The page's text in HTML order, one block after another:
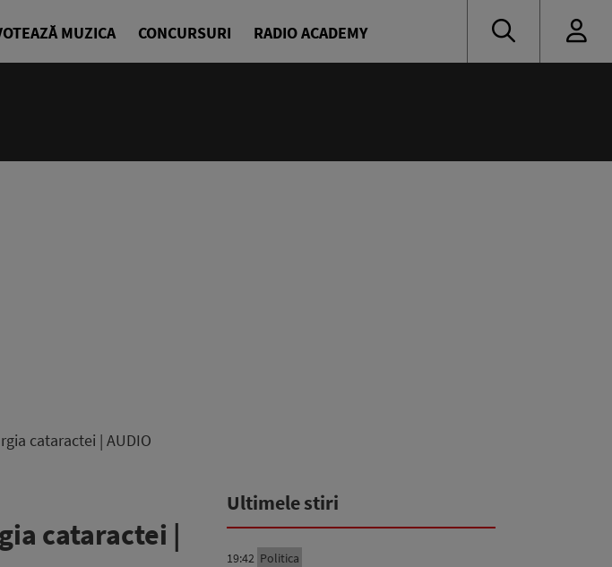
MUZICA CONCURSURI RADIO ACADEMY
cataractei | AUDIO
cataractei |
Ultimele stiri
19:42 Politica